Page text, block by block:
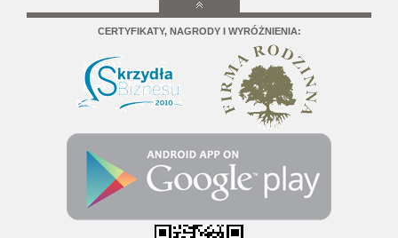
CERTYFIKATY, NAGRODY I WYRÓŻNIENIA: